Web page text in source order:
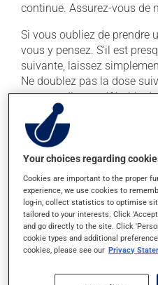
continue. Assurez-vous de
Si vous oubliez de prendre
vous y pensez. S'il est
suivante, laissez
Ne doublez pas la dose
rattraper. Il est préférable
avec un repas ou une
nourriture diminue les effets
Effets indésirables
En plus de ses effets
l'occasion entraîner
secondaires), notamment :
il peut causer de la
Your choices regarding
Cookies are important to the proper
experience, we use cookies to
log-in, collect statistics to optimise
tailored to your interests. Click
and go directly to the site. Click
cookie types and additional
cookies, please see our Privacy